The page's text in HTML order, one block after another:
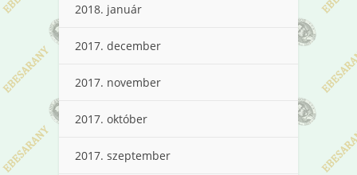
2018. január
2017. december
2017. november
2017. október
2017. szeptember